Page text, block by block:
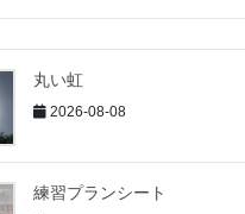
丸い虹
2026-08-08
練習プランシート